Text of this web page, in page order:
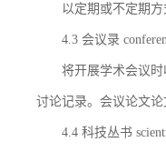
以定期或不定期
4.3 会议录
将开展学术会议
讨论记录。会议论文
4.4 科技丛书